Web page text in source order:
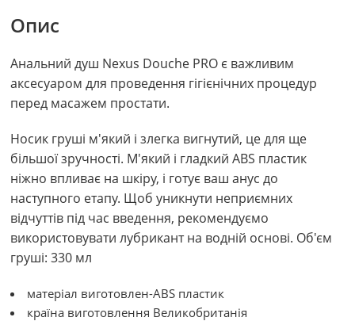
Опис
Анальний душ Nexus Douche PRO є важливим
аксесуаром для проведення гігієнічних процедур
перед масажем простати.
Носик груші м'який і злегка вигнутий, це для ще
більшої зручності. М'який і гладкий ABS пластик
ніжно впливає на шкіру, і готує ваш анус до
наступного етапу. Щоб уникнути неприємних
відчуттів під час введення, рекомендуємо
використовувати лубрикант на водній основі. Об'єм
груші: 330 мл
матеріал виготовлен-ABS пластик
країна виготовлення Великобританія